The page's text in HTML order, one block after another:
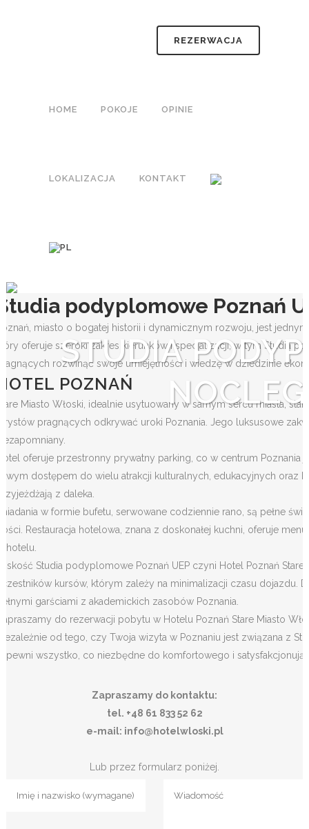
REZERWACJA
HOME POKOJE OPINIE
LOKALIZACJA KONTAKT
STUDIA
podyplomowe Poznań
miasto o bogatej historii i dynamicznym rozwoju, jest
oferuje szeroki zakres kierunków i specjalizacji, w tym Studia
rozwinąć swoje umiejętności i wiedzę w dziedzinie
POZNAŃ
Miasto Włoski, idealnie usytuowany w samym sercu miasta,
pragnących odkrywać uroki Poznania. Jego luksusowe
oferuje przestronny prywatny parking, co w centrum
dostępem do wielu atrakcji kulturalnych, edukacyjnych
z daleka.
w formie bufetu, serwowane codziennie rano, są pełne
Restauracja hotelowa, znana z doskonałej kuchni, oferuje
hotelu.
Studia podyplomowe Poznań UEP czyni Hotel Poznań
kursów, którym zależy na minimalizacji czasu
garściami z akademickich zasobów Poznania.
do rezerwacji pobytu w Hotelu Poznań Stare Miasto
od tego, czy Twoja wizyta w Poznaniu jest związana z
wszystko, co niezbędne do komfortowego i
Zapraszamy do kontaktu:
tel. +48 61 833 52 62
e-mail: info@hotelwloski.pl
Lub przez formularz poniżej.